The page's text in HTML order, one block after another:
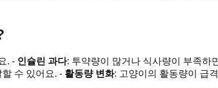
. - 인슐린 과다: 투약량이 많거나 식사량이 부족하
수 있어요. - 활동량 변화: 고양이의 활동량이 급